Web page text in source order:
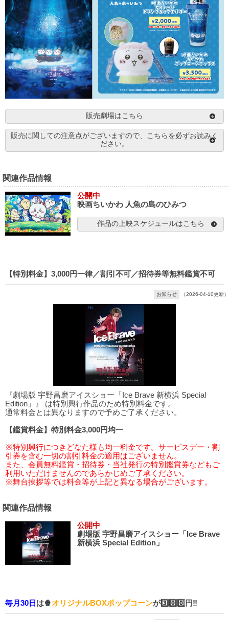
販売劇場はこちら
販売に関しての注意点がございますので、こちらを必ずお読みく
ださい。
関連作品情報
公開中
映画ちいかわ 人魚の島のひみつ
作品の上映スケジュールはこちら
【特別料金】3,000円一律／割引不可／招待券等無料鑑賞不可
お知らせ （2026-04-10更新）
『劇場版 宇野昌磨アイスショー「Ice Brave 新横浜 Special
Edition」』 は特別興行作品のため特別料金です。
通常料金とは異なりますので予めご了承ください。
【鑑賞料金】特別料金3,000円均一
※特別興行につきどなた様も均一料金です。サービスデー・割
引券を含む一切の割引料金の適用はございません。
また、会員無料鑑賞・招待券・当社発行の特別鑑賞券などもご
利用いただけませんのであらかじめご了承ください。
※舞台挨拶等では料金等が上記と異なる場合がございます。
関連作品情報
公開中
劇場版 宇野昌磨アイスショー「Ice Brave
新横浜 Special Edition」
毎月30日 は🍿オリジナルBOXポップコーンが3️⃣0️⃣0️⃣円‼️